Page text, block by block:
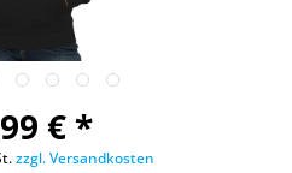
€ *
zzgl. Versandkosten